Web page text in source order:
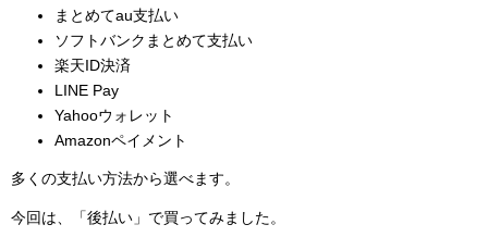
まとめてau支払い
ソフトバンクまとめて支払い
楽天ID決済
LINE Pay
Yahooウォレット
Amazonペイメント
多くの支払い方法から選べます。
今回は、「後払い」で買ってみました。